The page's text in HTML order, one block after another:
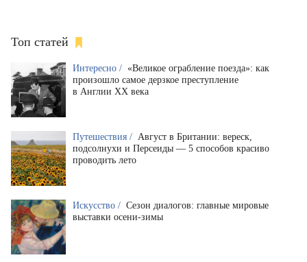
Топ статей
Интересно / «Великое ограбление поезда»: как
произошло самое дерзкое преступление
в Англии XX века
Путешествия / Август в Британии: вереск,
подсолнухи и Персеиды — 5 способов красиво
проводить лето
Искусство / Сезон диалогов: главные мировые
выставки осени-зимы